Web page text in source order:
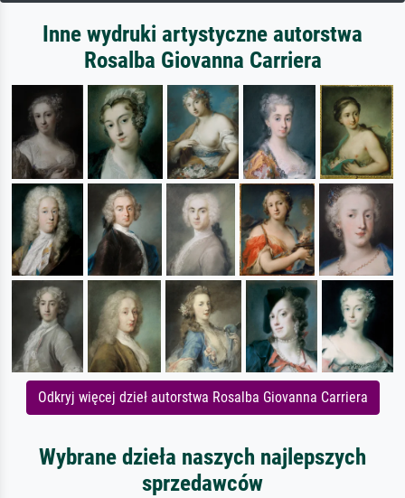
Inne wydruki artystyczne autorstwa
Rosalba Giovanna Carriera
Odkryj więcej dzieł autorstwa Rosalba Giovanna Carriera
Wybrane dzieła naszych najlepszych
sprzedawców